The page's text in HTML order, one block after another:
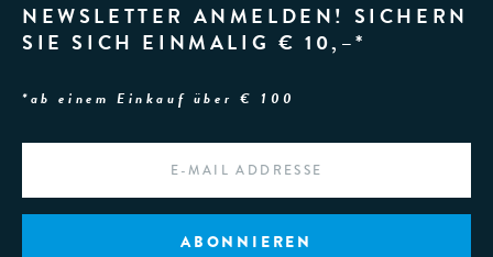
NEWSLETTER ANMELDEN! SICHERN
SIE SICH EINMALIG € 10,–*
*ab einem Einkauf über € 100